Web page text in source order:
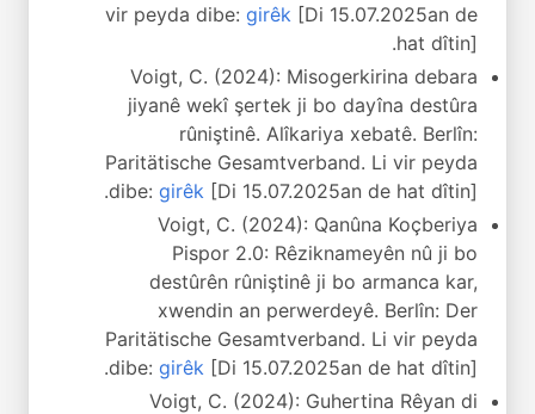
vir peyda dibe: girêk [Di 15.07.2025an de
hat dîtin].
Voigt, C. (2024): Misogerkirina debara
jiyanê wekî şertek ji bo dayîna destûra
rûniştinê. Alîkariya xebatê. Berlîn:
Paritätische Gesamtverband. Li vir peyda
dibe: girêk [Di 15.07.2025an de hat dîtin].
Voigt, C. (2024): Qanûna Koçberiya
Pispor 2.0: Rêziknameyên nû ji bo
destûrên rûniştinê ji bo armanca kar,
xwendin an perwerdeyê. Berlîn: Der
Paritätische Gesamtverband. Li vir peyda
dibe: girêk [Di 15.07.2025an de hat dîtin].
Voigt, C. (2024): Guhertina Rêyan di